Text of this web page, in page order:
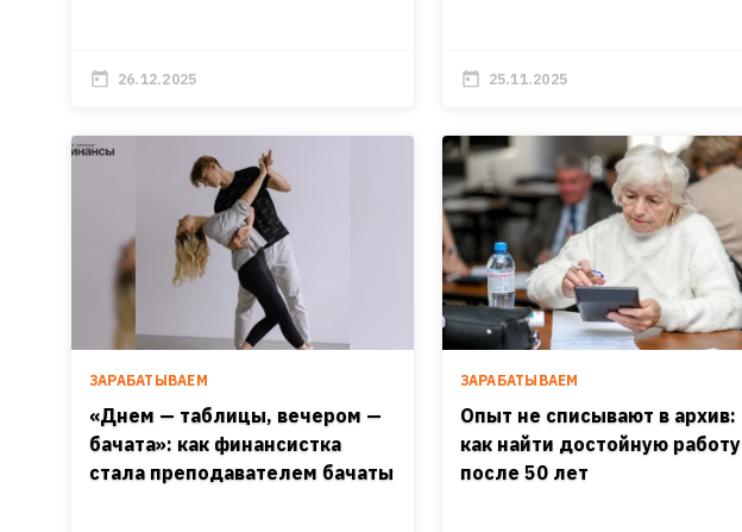
26.12.2025 25.11.2025
ЗАРАБАТЫВАЕМ
«Днем — таблицы, вечером —
бачата»: как финансистка
стала преподавателем бачаты
ЗАРАБАТЫВАЕМ
Опыт не списывают в архив:
как найти достойную работу
после 50 лет